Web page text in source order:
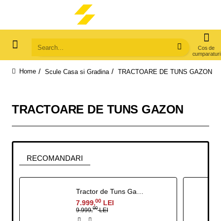
Search...
Scule Casa si Gradina TRACTOARE DE TUNS GAZON
TRACTOARE DE TUNS GAZON
RECOMANDARI
7.999,00 LEI
9.999,00LEI